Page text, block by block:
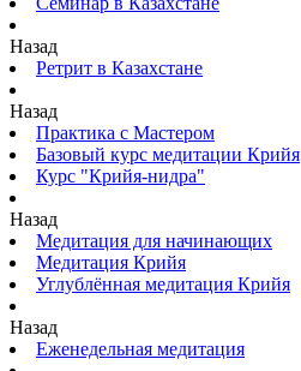
Назад
Ретрит в Казахстане
Назад
Практика с Мастером
Базовый курс медитации Крийя
Курс "Крийя-нидра"
Назад
Медитация для начинающих
Медитация Крийя
Углублённая медитация Крийя
Назад
Еженедельная медитация